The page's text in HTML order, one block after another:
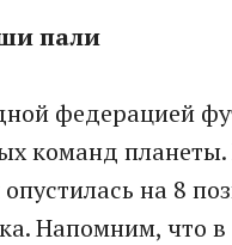
пали
федерацией
команд
на 8
Напомним, что